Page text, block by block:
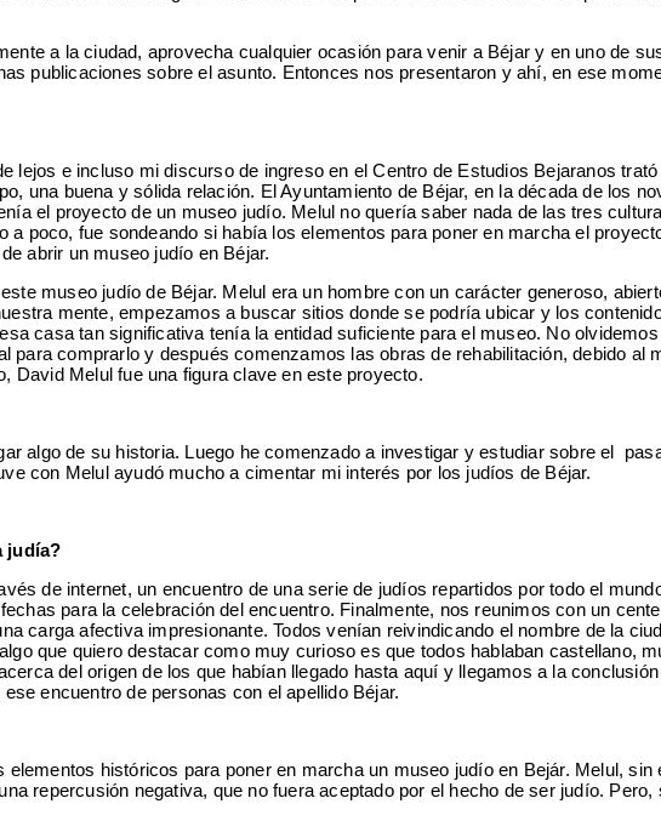
a la ciudad, aprovecha cualquier ocasión para venir a Béjar y en uno de
publicaciones sobre el asunto. Entonces nos presentaron y ahí, en ese
e incluso mi discurso de ingreso en el Centro de Estudios Bejaranos
una buena y sólida relación. El Ayuntamiento de Béjar, en la década de los
el proyecto de un museo judío. Melul no quería saber nada de las tres
poco, fue sondeando si había los elementos para poner en marcha el
abrir un museo judío en Béjar.
museo judío de Béjar. Melul era un hombre con un carácter generoso,
mente, empezamos a buscar sitios donde se podría ubicar y los
casa tan significativa tenía la entidad suficiente para el museo. No
comprarlo y después comenzamos las obras de rehabilitación, debido al
David Melul fue una figura clave en este proyecto.
algo de su historia. Luego he comenzado a investigar y estudiar sobre el
con Melul ayudó mucho a cimentar mi interés por los judíos de Béjar.
judía?
de internet, un encuentro de una serie de judíos repartidos por todo el
para la celebración del encuentro. Finalmente, nos reunimos con un
carga afectiva impresionante. Todos venían reivindicando el nombre de la
que quiero destacar como muy curioso es que todos hablaban castellano,
del origen de los que habían llegado hasta aquí y llegamos a la
encuentro de personas con el apellido Béjar.
históricos para poner en marcha un museo judío en Bejár. Melul, sin
repercusión negativa, que no fuera aceptado por el hecho de ser judío. Pero,